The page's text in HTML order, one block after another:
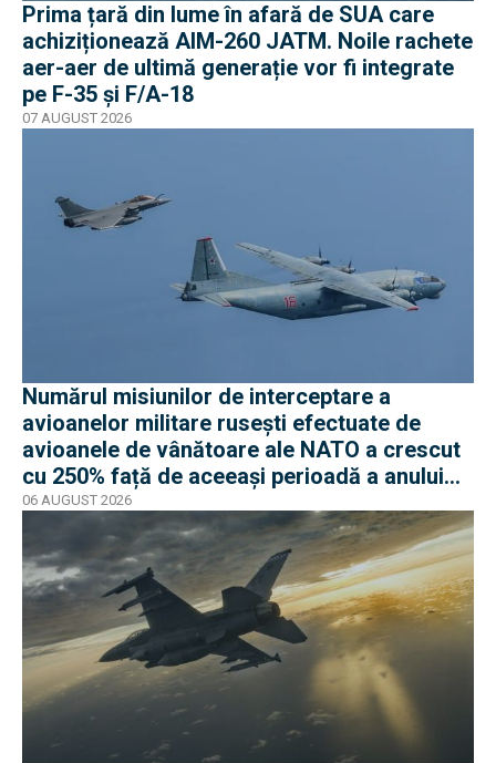
Prima țară din lume în afară de SUA care
achiziționează AIM-260 JATM. Noile rachete
aer-aer de ultimă generație vor fi integrate
pe F-35 și F/A-18
07 AUGUST 2026
Numărul misiunilor de interceptare a
avioanelor militare rusești efectuate de
avioanele de vânătoare ale NATO a crescut
cu 250% față de aceeași perioadă a anului
trecut
06 AUGUST 2026